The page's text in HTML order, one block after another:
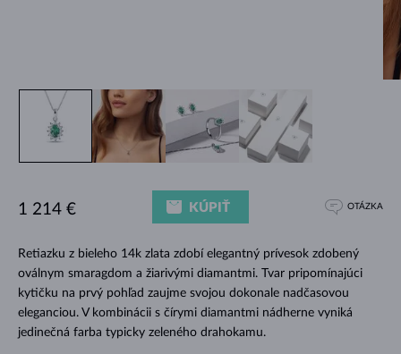
Retiazku z bieleho 14k zlata zdobí elegantný prívesok zdobený
oválnym smaragdom a žiarivými diamantmi. Tvar pripomínajúci
kytičku na prvý pohľad zaujme svojou dokonale nadčasovou
eleganciou. V kombinácii s čírymi diamantmi nádherne vyniká
jedinečná farba typicky zeleného drahokamu.
1 214 € KÚPIŤ OTÁZKA